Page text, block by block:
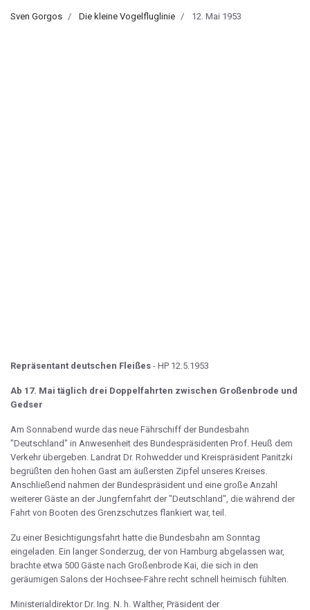
Sven Gorgos Die kleine Vogelfluglinie 12. Mai 1953
Repräsentant deutschen Fleißes - HP 12.5.1953
Ab 17. Mai täglich drei Doppelfahrten zwischen Großenbrode und
Gedser
Am Sonnabend wurde das neue Fährschiff der Bundesbahn
"Deutschland" in Anwesenheit des Bundespräsidenten Prof. Heuß dem
Verkehr übergeben. Landrat Dr. Rohwedder und Kreispräsident Panitzki
begrüßten den hohen Gast am äußersten Zipfel unseres Kreises.
Anschließend nahmen der Bundespräsident und eine große Anzahl
weiterer Gäste an der Jungfernfahrt der "Deutschland", die während der
Fahrt von Booten des Grenzschutzes flankiert war, teil.
Zu einer Besichtigungsfahrt hatte die Bundesbahn am Sonntag
eingeladen. Ein langer Sonderzug, der von Hamburg abgelassen war,
brachte etwa 500 Gäste nach Großenbrode Kai, die sich in den
geräumigen Salons der Hochsee-Fähre recht schnell heimisch fühlten.
Ministerialdirektor Dr. Ing. N. h. Walther, Präsident der